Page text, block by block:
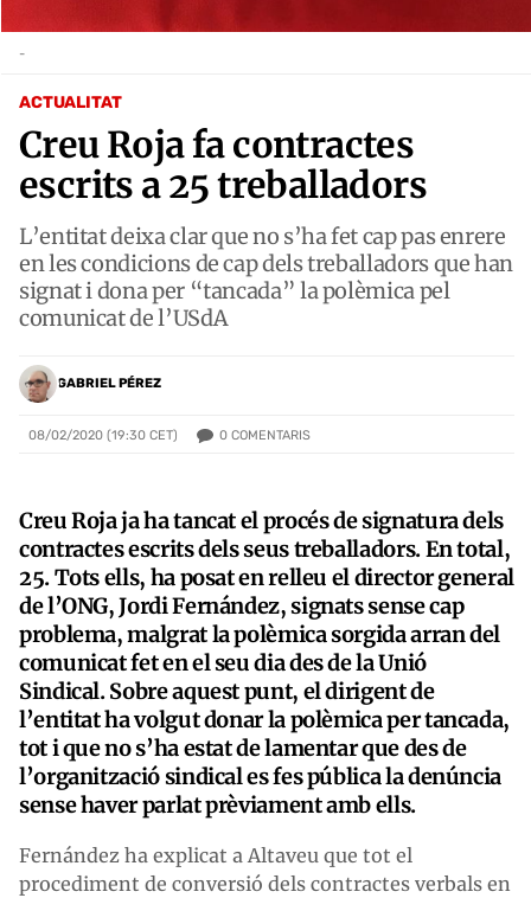
ACTUALITAT
Creu Roja fa contractes
escrits a 25 treballadors
L’entitat deixa clar que no s’ha fet cap pas enrere
en les condicions de cap dels treballadors que han
signat i dona per “tancada” la polèmica pel
comunicat de l’USdA
GABRIEL PÉREZ
08/02/2020 (19:30 CET) 0 COMENTARIS
-
Creu Roja ja ha tancat el procés de signatura dels
contractes escrits dels seus treballadors. En total,
25. Tots ells, ha posat en relleu el director general
de l’ONG, Jordi Fernández, signats sense cap
problema, malgrat la polèmica sorgida arran del
comunicat fet en el seu dia des de la Unió
Sindical. Sobre aquest punt, el dirigent de
l’entitat ha volgut donar la polèmica per tancada,
tot i que no s’ha estat de lamentar que des de
l’organització sindical es fes pública la denúncia
sense haver parlat prèviament amb ells.
Fernández ha explicat a Altaveu que tot el
procediment de conversió dels contractes verbals en